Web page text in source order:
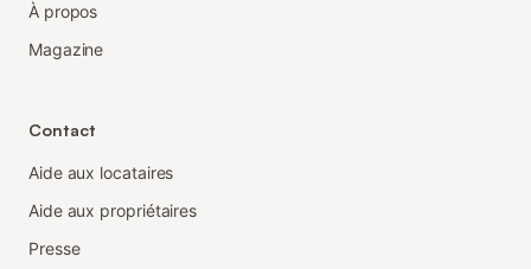
À propos
Magazine
Contact
Aide aux locataires
Aide aux propriétaires
Presse